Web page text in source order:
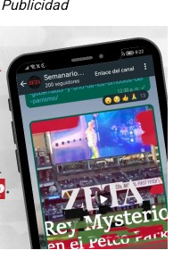
Publicidad